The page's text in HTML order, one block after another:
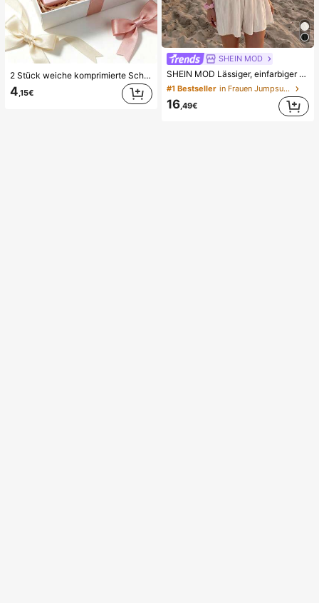
2 Stück weiche komprimierte Schaumstoff-Spielzeuge mit Butter- und Erdbeerduft, superweiches Gefühl, natürlicher Duft, Lebensmittel-förmige Stressabbau-Spielzeuge (ohne Box), perfekt als Partygeschenke, Angstlinderung, mehrere Stile erhältlich, geeignet für Stressabbau und Feiertagsgeschenke, Butterbonbon, weich und quetschbar, Kawaii
4,15€
SHEIN MOD
SHEIN MOD Lässiger, einfarbiger Sommer-Jumpsuit für Damen, perfekt für den Schulstart, auch als Sommer-Pyjamahose geeignet.
#1 Bestseller in Frauen Jumpsuits
16,49€